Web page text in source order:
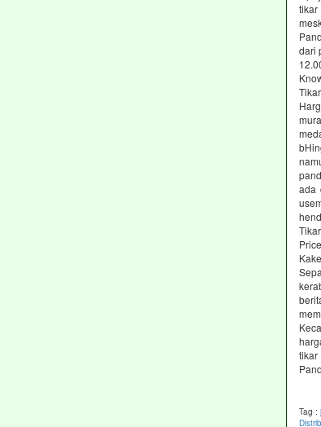
tikar
dari
ada
Tag :